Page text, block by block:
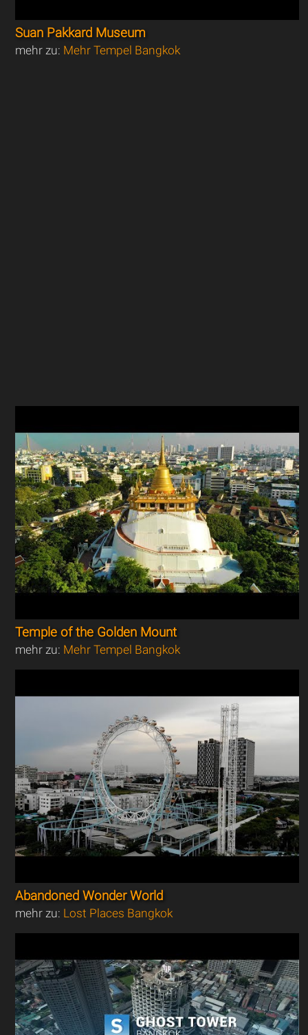
Suan Pakkard Museum
mehr zu: Mehr Tempel Bangkok
Temple of the Golden Mount
mehr zu: Mehr Tempel Bangkok
Abandoned Wonder World
mehr zu: Lost Places Bangkok